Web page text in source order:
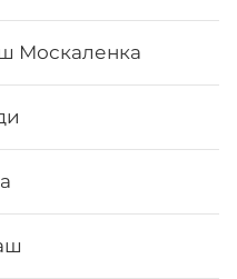
Москаленка
салат, огірок, сир